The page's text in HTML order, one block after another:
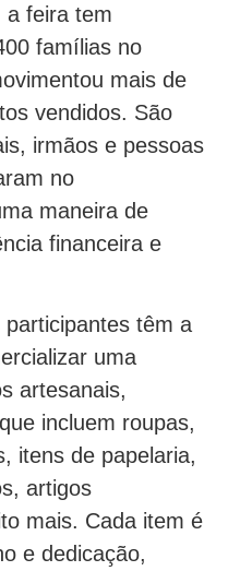
a feira tem
famílias no
mais de
vendidos. São
irmãos e pessoas
no
maneira de
financeira e
têm a
uma
artesanais,
incluem roupas,
itens de papelaria,
artigos
mais. Cada item é
e dedicação,